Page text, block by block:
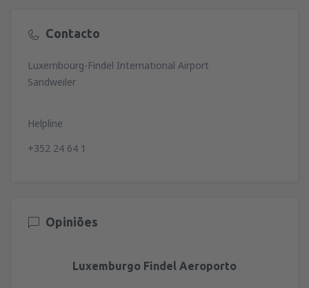
Contacto
Luxembourg-Findel International Airport
Sandweiler
Helpline
+352 24 64 1
Opiniões
Luxemburgo Findel Aeroporto